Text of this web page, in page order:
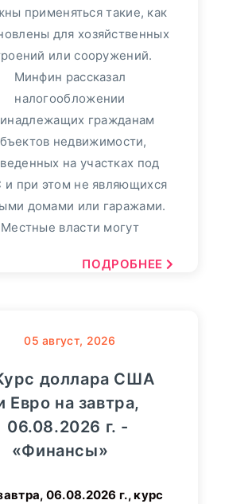
применяться такие, как
для хозяйственных
или сооружений.
Минфин рассказал
налогообложении
гражданам
недвижимости,
на участках под
при этом не являющихся
домами или гаражами.
Местные власти могут
ПОДРОБНЕЕ
05 август, 2026
доллара США
Евро на завтра,
06.08.2026 г. -
«Финансы»